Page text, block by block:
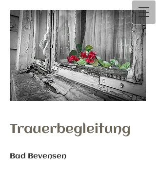
Trauerbegleitung
Bad Bevensen